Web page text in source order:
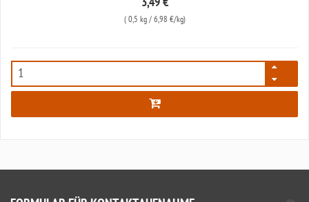
3,49 €
( 0,5 kg/ 6,98 €/kg)
7936